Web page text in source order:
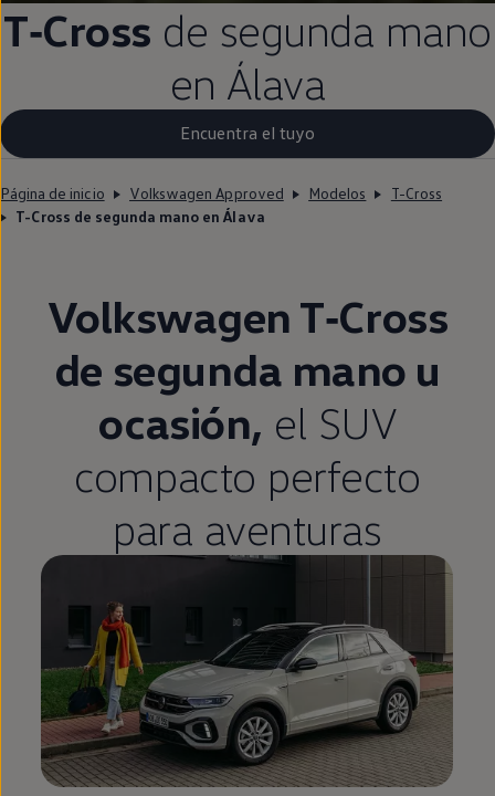
T‑Cross de segunda mano
en Álava
Encuentra el tuyo
Página de inicio Volkswagen Approved Modelos
T-Cross
T-Cross de segunda mano en Álava
Volkswagen T‑Cross
de segunda mano u
ocasión, el SUV
compacto perfecto
para aventuras